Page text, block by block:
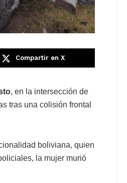
Compartir en X
, en la intersección de
tras una colisión frontal
boliviana, quien
la mujer murió